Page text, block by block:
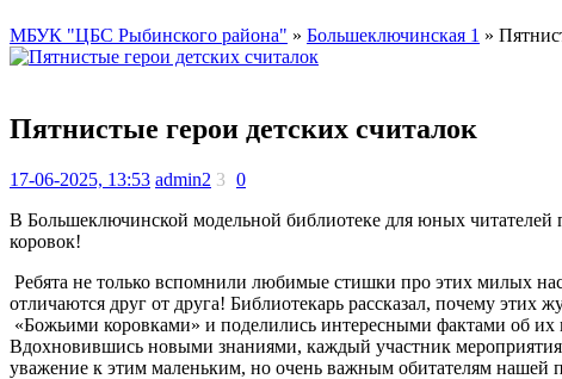
МБУК "ЦБС Рыбинского района" » Большеключинская 1 »
Пятнистые герои детских считалок
17-06-2025, 13:53 admin2 3 0
В Большеключинской модельной библиотеке для юных читателей
коровок!
Ребята не только вспомнили любимые стишки про этих милых
отличаются друг от друга! Библиотекарь рассказал, почему этих
«Божьими коровками» и поделились интересными фактами об их
Вдохновившись новыми знаниями, каждый участник
уважение к этим маленьким, но очень важным обитателям нашей